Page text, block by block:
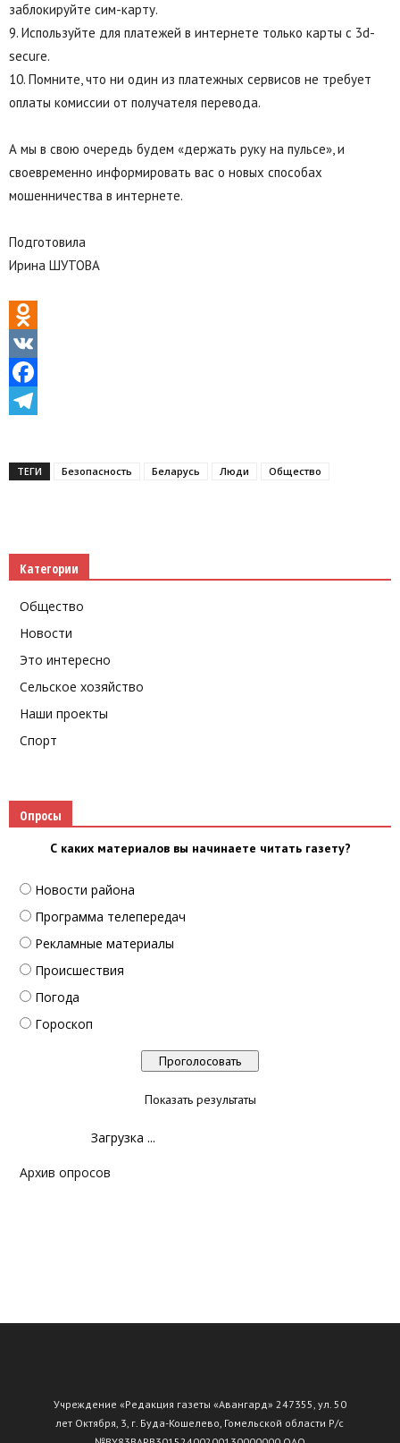
заблокируйте сим-карту.
9. Используйте для платежей в интернете только карты с 3d-
secure.
10. Помните, что ни один из платежных сервисов не требует
оплаты комиссии от получателя перевода.
А мы в свою очередь будем «держать руку на пульсе», и
своевременно информировать вас о новых способах
мошенничества в интернете.
Подготовила
Ирина ШУТОВА
Odnoklassniki
VK
Facebook
ТЕГИ Безопасность Беларусь Люди Общество
Категории
Общество
Новости
Это интересно
Сельское хозяйство
Наши проекты
Спорт
Опросы
С каких материалов вы начинаете читать газету?
Новости района
Программа телепередач
Рекламные материалы
Происшествия
Погода
Гороскоп
Показать результаты
Загрузка ...
Архив опросов
Учреждение «Редакция газеты «Авангард» 247355, ул. 50
лет Октября, 3, г. Буда-Кошелево, Гомельской области Р/с